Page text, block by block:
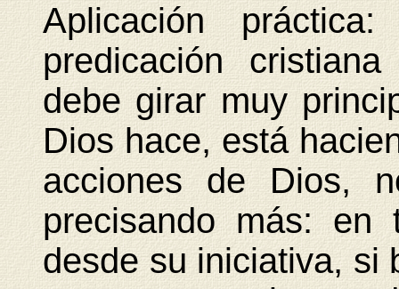
Aplicación
predicación
debe girar muy
Dios hace, está
acciones de Dios,
precisando más:
desde su iniciativa, si